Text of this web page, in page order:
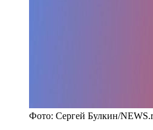
Фото: Сергей Булкин/